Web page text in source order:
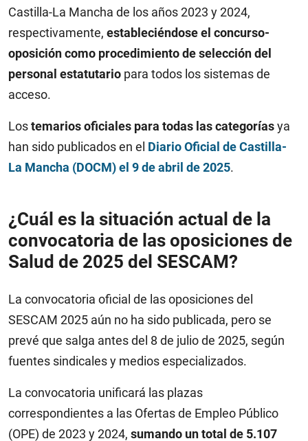
Castilla-La Mancha de los años 2023 y 2024,
respectivamente, estableciéndose el concurso-
oposición como procedimiento de selección del
personal estatutario para todos los sistemas de
acceso.
Lostemarios oficiales para todas las categoríasya
han sido publicados en el Diario Oficial de Castilla-
La Mancha (DOCM) el 9 de abril de 2025.
¿Cuál es la situación actual de la
convocatoria de las oposiciones de
Salud de 2025 del SESCAM?
La convocatoria oficial de las oposiciones del
SESCAM 2025 aún no ha sido publicada, pero se
prevé que salga antes del 8 de julio de 2025, según
fuentes sindicales y medios especializados.
La convocatoria unificará las plazas
correspondientes a las Ofertas de Empleo Público
(OPE) de 2023 y 2024, sumando un total de 5.107